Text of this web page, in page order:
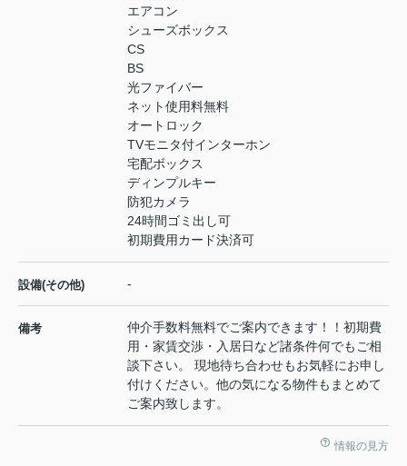
エアコン
シューズボックス
CS
BS
光ファイバー
ネット使用料無料
オートロック
TVモニタ付インターホン
宅配ボックス
ディンプルキー
防犯カメラ
24時間ゴミ出し可
初期費用カード決済可
設備(その他) -
備考
仲介手数料無料でご案内できます！！初期費
用・家賃交渉・入居日など諸条件何でもご相
談下さい。 現地待ち合わせもお気軽にお申し
付けください。他の気になる物件もまとめて
ご案内致します。
情報の見方